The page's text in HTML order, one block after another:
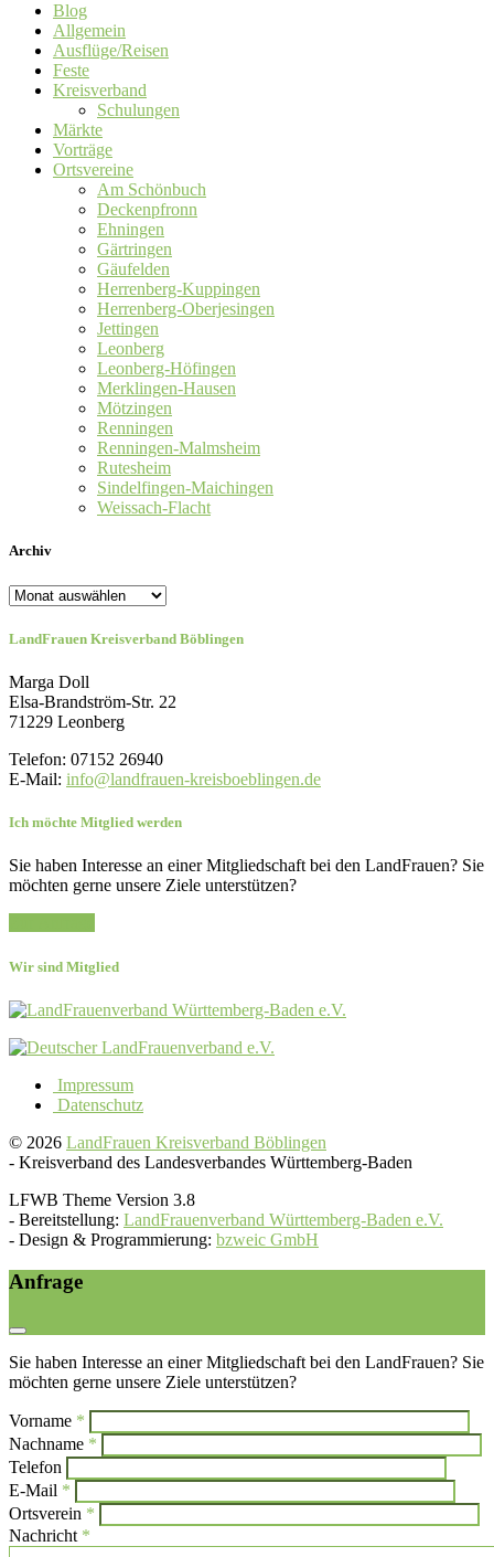
Blog
Allgemein
Ausflüge/Reisen
Feste
Kreisverband
Schulungen
Märkte
Vorträge
Ortsvereine
Am Schönbuch
Deckenpfronn
Ehningen
Gärtringen
Gäufelden
Herrenberg-Kuppingen
Herrenberg-Oberjesingen
Jettingen
Leonberg
Leonberg-Höfingen
Merklingen-Hausen
Mötzingen
Renningen
Renningen-Malmsheim
Rutesheim
Sindelfingen-Maichingen
Weissach-Flacht
Archiv
Archiv
LandFrauen Kreisverband Böblingen
Marga Doll
Elsa-Brandström-Str. 22
71229 Leonberg
Telefon: 07152 26940
E-Mail: info@landfrauen-kreisboeblingen.de
Ich möchte Mitglied werden
Sie haben Interesse an einer Mitgliedschaft bei den LandFrauen? Sie
möchten gerne unsere Ziele unterstützen?
Wir sind Mitglied
Impressum
Datenschutz
© 2026 LandFrauen Kreisverband Böblingen
- Kreisverband des Landesverbandes Württemberg-Baden
LFWB Theme Version 3.8
- Bereitstellung: LandFrauenverband Württemberg-Baden e.V.
- Design & Programmierung: bzweic GmbH
Anfrage
Sie haben Interesse an einer Mitgliedschaft bei den LandFrauen? Sie
möchten gerne unsere Ziele unterstützen?
Vorname *
Nachname *
Telefon
Bitte
E-Mail *
Ortsverein *
Nachricht *